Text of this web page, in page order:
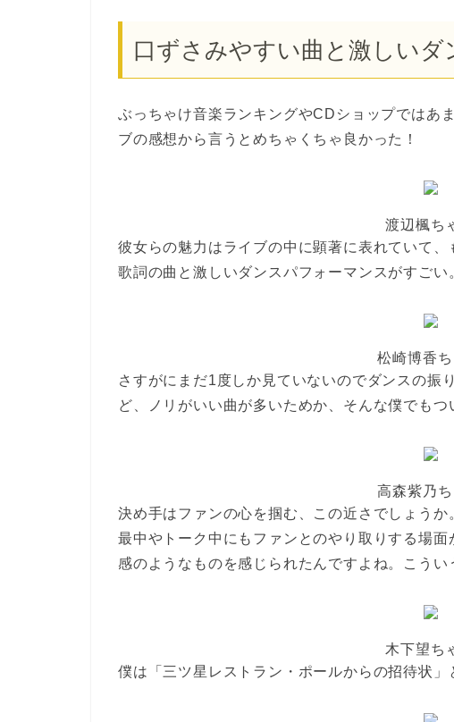
口ずさみやすい曲と激しいダ
ぶっちゃけ音楽ランキングやCDショップではあ
ブの感想から言うとめちゃくちゃ良かった！
渡辺楓ち
彼女らの魅力はライブの中に顕著に表れていて
歌詞の曲と激しいダンスパフォーマンスがすごい
松崎博香
さすがにまだ1度しか見ていないのでダンスの振
ど、ノリがいい曲が多いためか、そんな僕でもつ
高森紫乃
決め手はファンの心を掴む、この近さでしょう
最中やトーク中にもファンとのやり取りする場
感のようなものを感じられたんですよね。こうい
木下望ち
僕は「三ツ星レストラン・ポールからの招待状」